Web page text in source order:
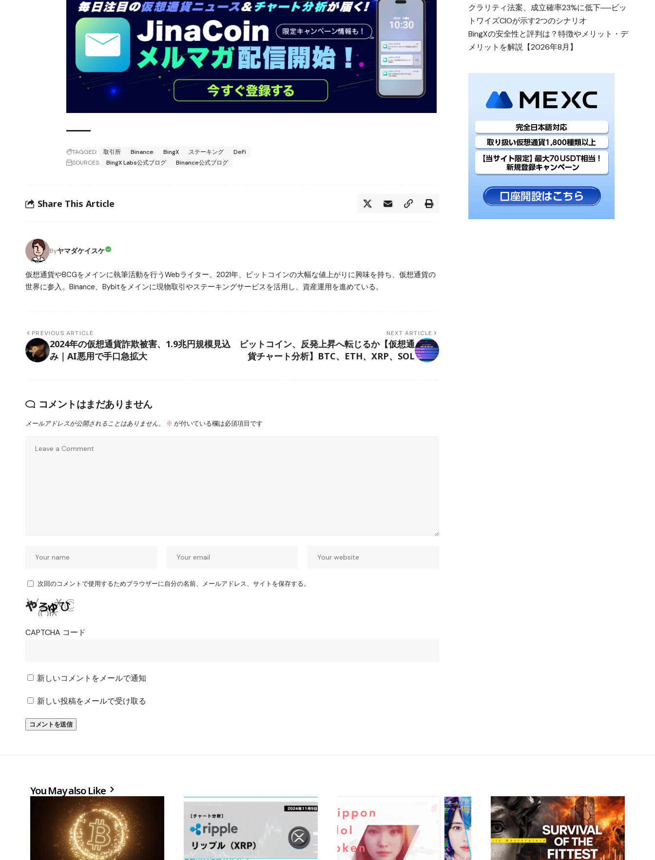
TAGGED: 取引所 Binance BingX ステーキング
DeFi
SOURCES:
BingX Labs公式ブログ Binance公式ブログ
Share This Article
Byヤマダケイスケ
仮想通貨やBCGをメインに執筆活動を行うWebライター。2021年、ビットコインの大幅な値上がりに興味を持ち、仮想通貨の
世界に参入。Binance、Bybitをメインに現物取引やステーキングサービスを活用し、資産運用を進めている。
PREVIOUS ARTICLE
2024年の仮想通貨詐欺被害、1.9兆円規模見込
み｜AI悪用で手口急拡大
NEXT ARTICLE
ビットコイン、反発上昇へ転じるか【仮想通
貨チャート分析】BTC、ETH、XRP、SOL
コメントはまだありません
メールアドレスが公開されることはありません。 ※ が付いている欄は必須項目です
次回のコメントで使用するためブラウザーに自分の名前、メールアドレス、サイトを保存する。
CAPTCHA コード
新しいコメントをメールで通知
新しい投稿をメールで受け取る
クラリティ法案、成立確率23%に低下──ビッ
トワイズCIOが示す2つのシナリオ
BingXの安全性と評判は？特徴やメリット・デ
メリットを解説【2026年8月】
You May also Like